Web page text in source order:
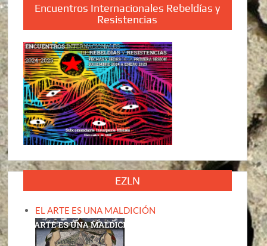
Encuentros Internacionales Rebeldías y
Resistencias
EZLN
EL ARTE ES UNA MALDICIÓN